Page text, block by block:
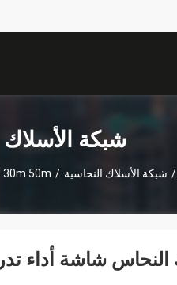
شبكة الأسلاك
/ شبكة الأسلاك النحاسية / 30m 50m الأحمر النقي شبكة أسلاك النحاس شاشة أداء تدريع جيد